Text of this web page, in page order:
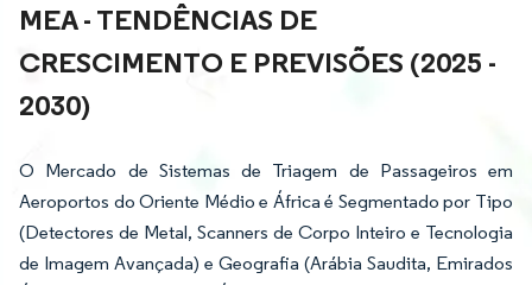
MEA - TENDÊNCIAS DE
CRESCIMENTO E PREVISÕES (2025 -
2030)
O Mercado de Sistemas de Triagem de Passageiros em
Aeroportos do Oriente Médio e África é Segmentado por Tipo
(Detectores de Metal, Scanners de Corpo Inteiro e Tecnologia
de Imagem Avançada) e Geografia (Arábia Saudita, Emirados